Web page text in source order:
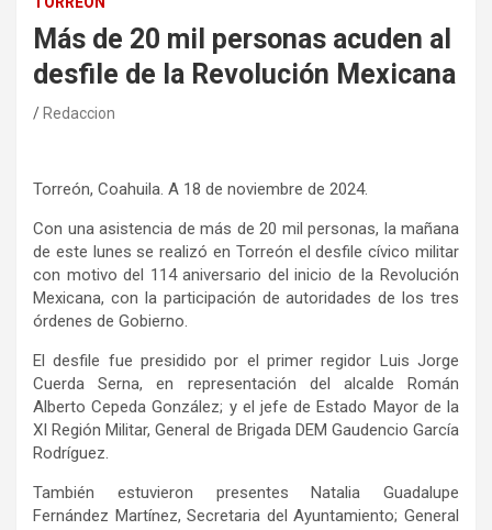
Más de 20 mil personas acuden al
desfile de la Revolución Mexicana
Redaccion
Torreón, Coahuila. A 18 de noviembre de 2024.
Con una asistencia de más de 20 mil personas, la mañana
de este lunes se realizó en Torreón el desfile cívico militar
con motivo del 114 aniversario del inicio de la Revolución
Mexicana, con la participación de autoridades de los tres
órdenes de Gobierno.
El desfile fue presidido por el primer regidor Luis Jorge
Cuerda Serna, en representación del alcalde Román
Alberto Cepeda González; y el jefe de Estado Mayor de la
XI Región Militar, General de Brigada DEM Gaudencio García
Rodríguez.
También estuvieron presentes Natalia Guadalupe
Fernández Martínez, Secretaria del Ayuntamiento; General